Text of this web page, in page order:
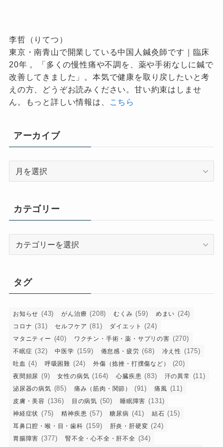
李哲（りてつ）
東京・南青山で開業している中国人鍼灸師です｜臨床
20年 。「多くの慢性痛や不調を、薬や手術なしに鍼で
改善してきました」。本気で健康を取り戻したいと考
えの方、どうぞお読みください。甘い約束はしませ
ん。もっと詳しい情報は、
こちら
アーカイブ
ブ
カテゴリー
ー
タグ
お知らせ (43) がん治療 (208) むくみ (59) めまい (24)
コロナ (31) セルフケア (81) ダイエット (24)
マタニティー (40) ワクチン・手術・薬・サプリの害 (270)
不眠症 (32) 中医学 (159) 倦怠感・疲労 (68) 冷え性 (175)
吐血 (4) 呼吸困難 (24) 外傷（捻挫・打撲傷など） (20)
夜間頻尿 (9) 女性の病気 (164) 心臓疾患 (83) 汗の異常 (11)
泌尿器の病気 (85) 痛み（筋肉・関節） (91) 痛風 (11)
皮膚・美容 (136) 目の病気 (50) 睡眠障害 (131)
神経症状 (75) 精神疾患 (57) 糖尿病 (41) 結石 (15)
耳鼻口腔・喉・目・歯科 (159) 肝炎・肝硬変 (24)
胃腸障害 (377) 腎不全・心不全・肝不全 (34)